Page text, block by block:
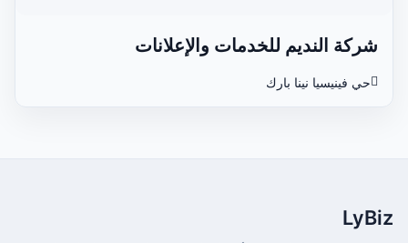
شركة النديم للخدمات والإعلانات
حي فينيسيا نينا بارك
LyBiz